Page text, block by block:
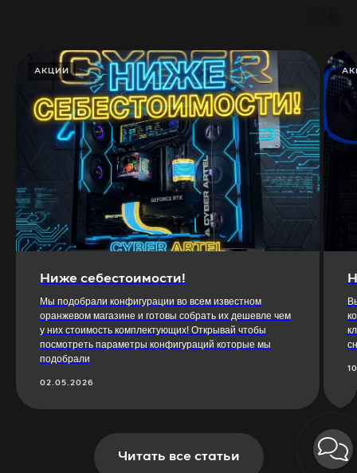
АКЦИИ
Ниже себестоимости!
Мы подобрали конфигурации во всем известном
оранжевом магазине и готовы собрать их дешевле чем
у них стоимость комплектующих! Открывай чтобы
посмотреть параметры конфигураций которые мы
подобрали
02.05.2026
Читать все статьи